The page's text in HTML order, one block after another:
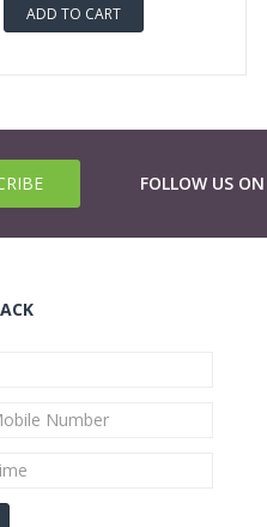
ADD TO CART
FOLLOW US ON